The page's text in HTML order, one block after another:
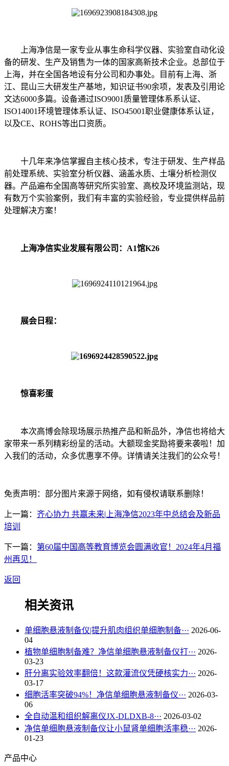
上海净信是一家专业从事生命科学仪器、实验室自动化设
备的研发、生产及销售为一体的国家高新技术企业。总部位于
上海，并在全国各地设有分公司和办事处。目前有上海、浙
江、昆山三大研发生产基地，知识证书90余项，发表及引用论
文达6000多篇。设备通过ISO9001质量管理体系系认证、
ISO14001环境管理体系认证、ISO45001职业健康体系认证，
以及CE、ROHS等出口资质。
十几年来净信掌握自主核心技术，专注于研发、生产样品
前处理系统、实验室分析仪器、涵盖水质、土壤分析检测仪
器。产品遍布全国高等研究所实验室、高校及环境监测站，现
有数万个实验案例，我们有丰富的实验经验，专业提供样品前
处理解决方案！
上海净信实业发展有限公司：A1馆K26
展会日程：
惊喜彩蛋
本次高博会除现场展示热推产品和新品外，净信也将给大
家带来一系列精彩纷呈的活动。大额现金奖励将要来袭啦！加
入我们的活动，众多优惠享不停。详情请关注我们的公众号！
免责声明：部分图片来源于网络，如有侵权请联系删除！
上一篇： 齐心协力 共赢未来|上海净信2023年中总结会及新品
培训
下一篇： 第60届中国高等教育博览会圆满收官！2024年4月福
州再见！
返回
相关资讯
单细胞悬液制备仪|提升肌肉组织单细胞制备··· 2026-06-
04
植物单细胞制备难？净信单细胞悬液制备仪打··· 2026-
03-23
肝分离实验效率翻倍！这款灌流仪凭硬核实力··· 2026-
03-17
细胞活率突破94%！净信单细胞悬液制备仪··· 2026-03-
06
全自动温和组织解离仪JX-DLDXB-8··· 2026-03-02
净信单细胞悬液制备仪让小鼠肾单细胞活率稳··· 2026-
01-23
产品中心